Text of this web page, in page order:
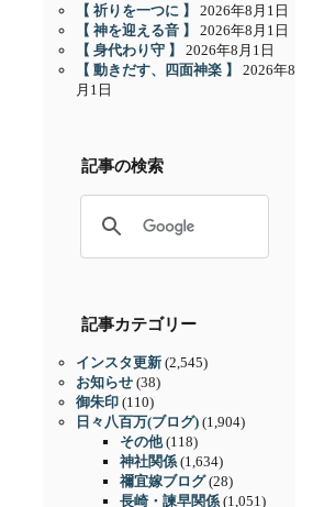
【 祈りを一つに 】
2026年8月1日
【 神を迎える音 】
2026年8月1日
【 身代わり守 】
2026年8月1日
【 動きだす、四面神楽 】
2026年8
月1日
記事の検索
記事カテゴリー
インスタ更新 (2,545)
お知らせ (38)
御朱印 (110)
日々八百万(ブログ) (1,904)
その他(118)
神社関係 (1,634)
禰宜嫁ブログ(28)
長崎・諫早関係 (1,051)